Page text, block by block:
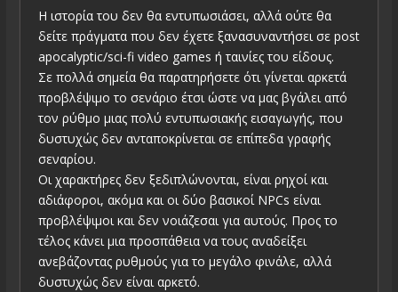
Η ιστορία του δεν θα εντυπωσιάσει, αλλά ούτε θα
δείτε πράγματα που δεν έχετε ξανασυναντήσει σε post
apocalyptic/sci-fi video games ή ταινίες του είδους.
Σε πολλά σημεία θα παρατηρήσετε ότι γίνεται αρκετά
προβλέψιμο το σενάριο έτσι ώστε να μας βγάλει από
τον ρύθμο μιας πολύ εντυπωσιακής εισαγωγής, που
δυστυχώς δεν ανταποκρίνεται σε επίπεδα γραφής
σεναρίου.
Οι χαρακτήρες δεν ξεδιπλώνονται, είναι ρηχοί και
αδιάφοροι, ακόμα και οι δύο βασικοί NPCs είναι
προβλέψιμοι και δεν νοιάζεσαι για αυτούς. Προς το
τέλος κάνει μια προσπάθεια να τους αναδείξει
ανεβάζοντας ρυθμούς για το μεγάλο φινάλε, αλλά
δυστυχώς δεν είναι αρκετό.